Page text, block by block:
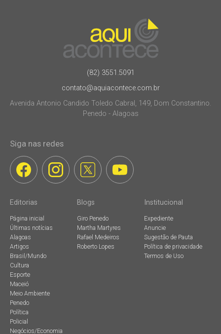
(82) 3551.5091
contato@aquiacontece.com.br
Avenida Antonio Candido Toledo Cabral, 149, Dom Constantino.
Penedo - Alagoas
Siga nas redes
Editorias
Página inicial
Últimas notícias
Alagoas
Artigos
Brasil/Mundo
Cultura
Esporte
Maceió
Meio Ambiente
Penedo
Política
Policial
Negócios/Economia
Blogs
Giro Penedo
Martha Martyres
Rafael Medeiros
Roberto Lopes
Institucional
Expediente
Anuncie
Sugestão de Pauta
Política de privacidade
Termos de Uso